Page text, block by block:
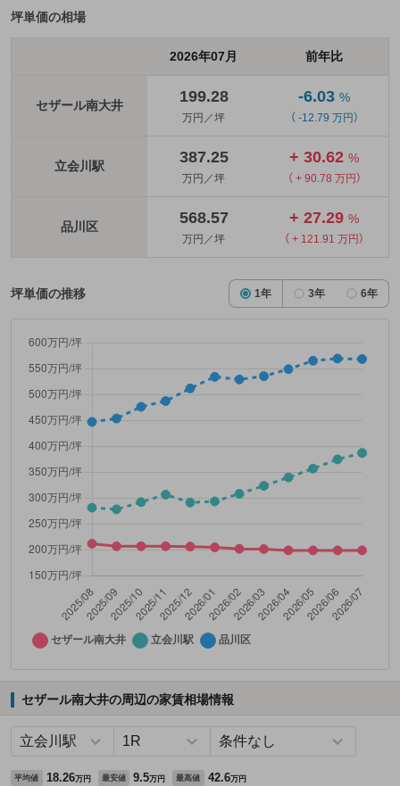
坪単価の相場
2026年07月 前年比
セザール南大井 199.28
万円／坪
-6.03 %
（ -12.79 万円）
立会川駅 387.25
万円／坪
+ 30.62 %
（ + 90.78 万円）
品川区 568.57
万円／坪
+ 27.29 %
（ + 121.91 万円）
坪単価の推移 1年 3年 6年
セザール南大井の周辺の家賃相場情報
平均値 18.26万円 最安値 9.5万円 最高値 42.6万円